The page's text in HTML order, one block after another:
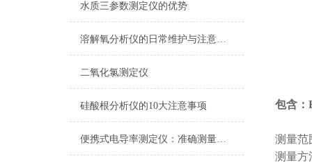
水质三参数测定仪的优势
溶解氧分析仪的日常维护与注意事项
二氧化氯测定仪
硅酸根分析仪的10大注意事项
便携式电导率测定仪：准确测量水质电导率，保障饮用水安全与健康
包含：
测量范
测量方